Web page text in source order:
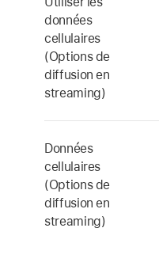
données
cellulaires
(Options de
diffusion en
streaming)
Données
cellulaires
(Options de
diffusion en
streaming)